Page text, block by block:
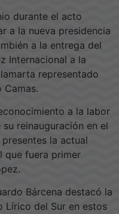
durante el acto
a la nueva presidencia
a la entrega del
Internacional a la
representado
Camas.
a la labor
reinauguración en el
la actual
que fuera primer
Bárcena destacó la
Lírico del Sur en estos